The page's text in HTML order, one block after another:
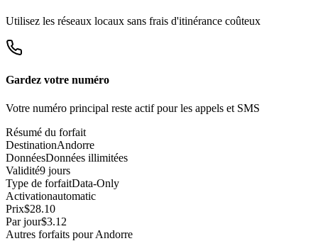
Utilisez les réseaux locaux sans frais d'itinérance coûteux
Gardez votre numéro
Votre numéro principal reste actif pour les appels et SMS
Résumé du forfait
DestinationAndorre
DonnéesDonnées illimitées
Validité9 jours
Type de forfaitData-Only
Activationautomatic
Prix$28.10
Par jour$3.12
Autres forfaits pour Andorre